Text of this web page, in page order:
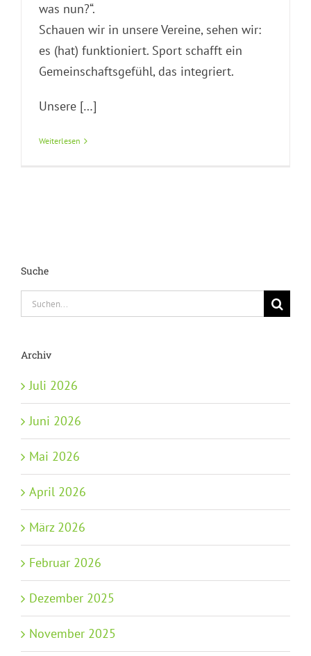
was nun?“.
Schauen wir in unsere Vereine, sehen wir:
es (hat) funktioniert. Sport schafft ein
Gemeinschaftsgefühl, das integriert.
Unsere […]
Weiterlesen
Suche
Suche
nach:
Archiv
Juli 2026
Juni 2026
Mai 2026
April 2026
März 2026
Februar 2026
Dezember 2025
November 2025